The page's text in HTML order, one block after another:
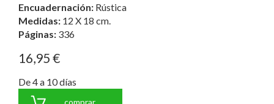
Encuadernación: Rústica
Medidas: 12 X 18 cm.
Páginas: 336
16,95 €
De 4 a 10 días
comprar